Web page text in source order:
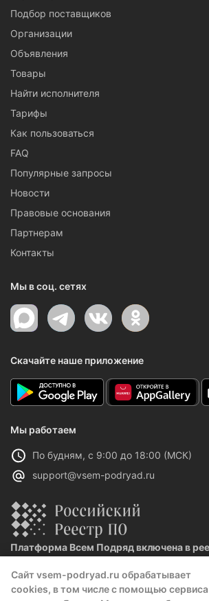
Сайт vsem-podryad.ru обрабатывает
cookies, в том числе с помощью
Подбор поставщиков
Организации
Объявления
Товары
Найти исполнителя
Тарифы
Как пользоваться
FAQ
Популярные запросы
Новости
Правовые основания
Партнерам
Контакты
Мы в соц. сетях
Скачайте наше приложение
Мы работаем
По будням, с 9:00 до 18:00 (МСК)
support@vsem-podryad.ru
Платформа Всем Подряд включена в
Реестровая запись №32021 от 06.02.2026